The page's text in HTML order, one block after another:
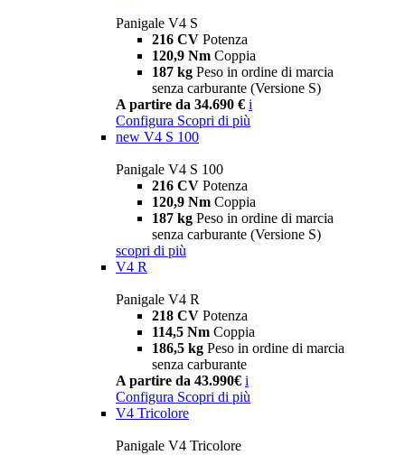
Panigale V4 S
216 CV Potenza
120,9 Nm Coppia
187 kg Peso in ordine di marcia
senza carburante (Versione S)
A partire da 34.690 € i
Configura Scopri di più
new V4 S 100
Panigale V4 S 100
216 CV Potenza
120,9 Nm Coppia
187 kg Peso in ordine di marcia
senza carburante (Versione S)
scopri di più
V4 R
Panigale V4 R
218 CV Potenza
114,5 Nm Coppia
186,5 kg Peso in ordine di marcia
senza carburante
A partire da 43.990€ i
Configura Scopri di più
V4 Tricolore
Panigale V4 Tricolore